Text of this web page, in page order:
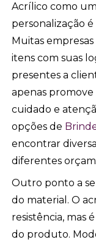
Acrílico como um
personalização
Muitas
itens com suas
presentes a
apenas
cuidado e
opções de
encontrar
diferentes
Outro ponto a
do material. O
resistência, mas
do produto.